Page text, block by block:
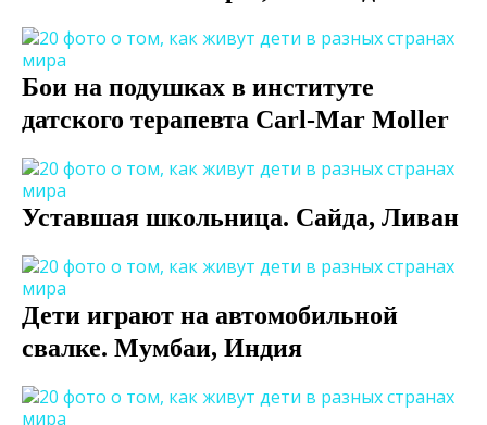
Бои на подушках в институте
датского терапевта Carl-Mar Moller
Уставшая школьница. Сайда, Ливан
Дети играют на автомобильной
свалке. Мумбаи, Индия